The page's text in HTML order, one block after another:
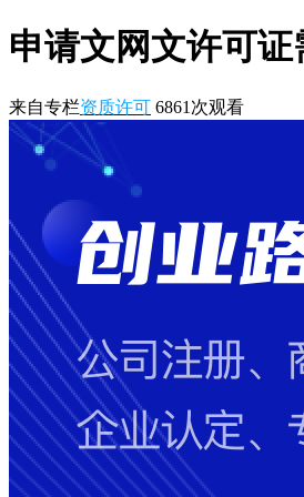
申请文网文许可
来自专栏资质许可 6861 次观看